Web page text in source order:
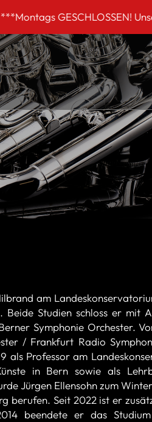
Unsere
am
Studien schloss er mit
Symphonie Orchester.
/ Frankfurt Radio
als Professor am
in Bern sowie als
Jürgen Ellensohn zum
berufen. Seit 2022 ist er
beendete er das Studium